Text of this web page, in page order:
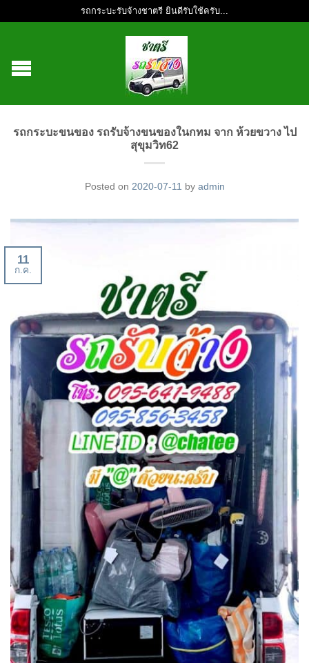
รถกระบะรับจ้างชาตรี ยินดีรับใช้ครับ...
รถกระบะขนของ รถรับจ้างขนของในกทม จาก ห้วยขวาง ไป
สุขุมวิท62
Posted on 2020-07-11 by admin
11
ก.ค.